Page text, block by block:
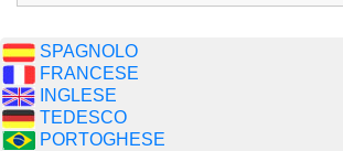
SPAGNOLO
FRANCESE
INGLESE
TEDESCO
PORTOGHESE